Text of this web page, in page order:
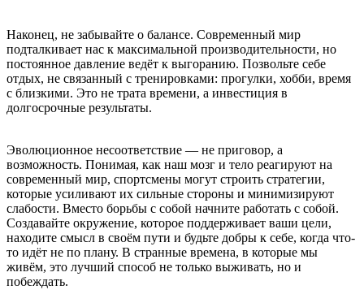
Наконец, не забывайте о балансе. Современный мир
подталкивает нас к максимальной производительности, но
постоянное давление ведёт к выгоранию. Позвольте себе
отдых, не связанный с тренировками: прогулки, хобби, время
с близкими. Это не трата времени, а инвестиция в
долгосрочные результаты.
Эволюционное несоответствие — не приговор, а
возможность. Понимая, как наш мозг и тело реагируют на
современный мир, спортсмены могут строить стратегии,
которые усиливают их сильные стороны и минимизируют
слабости. Вместо борьбы с собой начните работать с собой.
Создавайте окружение, которое поддерживает ваши цели,
находите смысл в своём пути и будьте добры к себе, когда что-
то идёт не по плану. В странные времена, в которые мы
живём, это лучший способ не только выживать, но и
побеждать.